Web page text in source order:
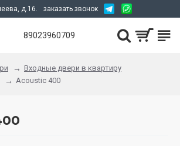
д.16. заказать звонок
89023960709
Входные двери в квартиру
Acoustic 400